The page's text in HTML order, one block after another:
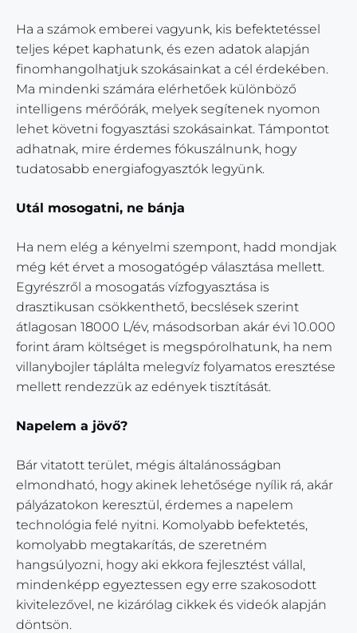
Ha a számok emberei vagyunk, kis befektetéssel
teljes képet kaphatunk, és ezen adatok alapján
finomhangolhatjuk szokásainkat a cél érdekében.
Ma mindenki számára elérhetőek különböző
intelligens mérőórák, melyek segítenek nyomon
lehet követni fogyasztási szokásainkat. Támpontot
adhatnak, mire érdemes fókuszálnunk, hogy
tudatosabb energiafogyasztók legyünk.
Utál mosogatni, ne bánja
Ha nem elég a kényelmi szempont, hadd mondjak
még két érvet a mosogatógép választása mellett.
Egyrészről a mosogatás vízfogyasztása is
drasztikusan csökkenthető, becslések szerint
átlagosan 18000 L/év, másodsorban akár évi 10.000
forint áram költséget is megspórolhatunk, ha nem
villanybojler táplálta melegvíz folyamatos eresztése
mellett rendezzük az edények tisztítását.
Napelem a jövő?
Bár vitatott terület, mégis általánosságban
elmondható, hogy akinek lehetősége nyílik rá, akár
pályázatokon keresztül, érdemes a napelem
technológia felé nyitni. Komolyabb befektetés,
komolyabb megtakarítás, de szeretném
hangsúlyozni, hogy aki ekkora fejlesztést vállal,
mindenképp egyeztessen egy erre szakosodott
kivitelezővel, ne kizárólag cikkek és videók alapján
döntsön.